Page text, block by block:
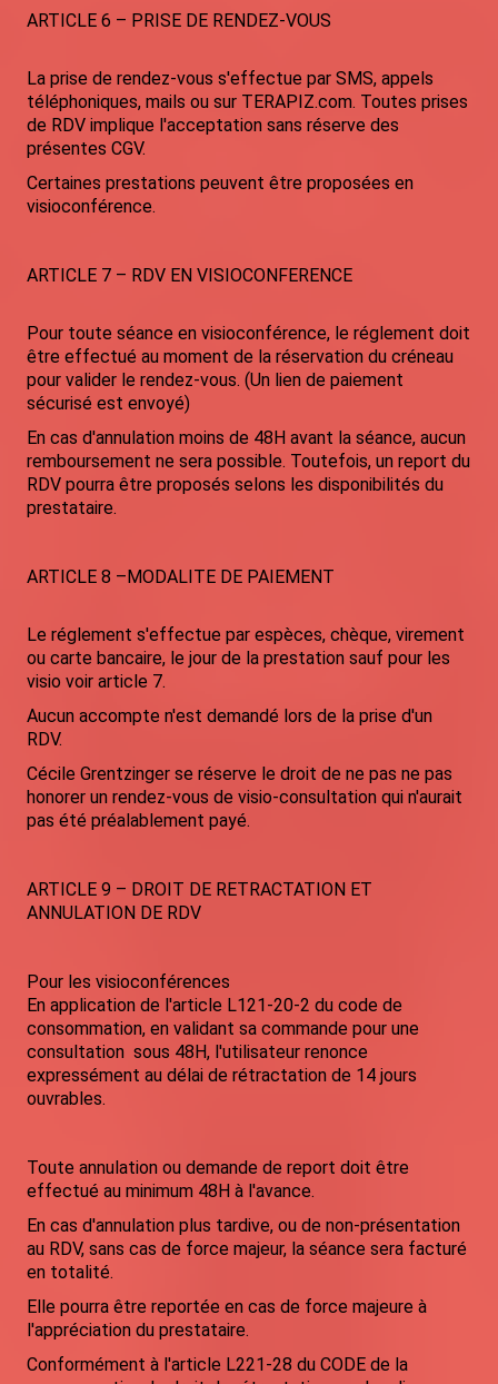
ARTICLE 6 – PRISE DE RENDEZ-VOUS
La prise de rendez-vous s'effectue par SMS, appels
téléphoniques, mails ou sur TERAPIZ.com. Toutes prises
de RDV implique l'acceptation sans réserve des
présentes CGV.
Certaines prestations peuvent être proposées en
visioconférence.
ARTICLE 7 – RDV EN VISIOCONFERENCE
Pour toute séance en visioconférence, le réglement doit
être effectué au moment de la réservation du créneau
pour valider le rendez-vous. (Un lien de paiement
sécurisé est envoyé)
En cas d'annulation moins de 48H avant la séance, aucun
remboursement ne sera possible. Toutefois, un report du
RDV pourra être proposés selons les disponibilités du
prestataire.
ARTICLE 8 –MODALITE DE PAIEMENT
Le réglement s'effectue par espèces, chèque, virement
ou carte bancaire, le jour de la prestation sauf pour les
visio voir article 7.
Aucun accompte n'est demandé lors de la prise d'un
RDV.
Cécile Grentzinger se réserve le droit de ne pas ne pas
honorer un rendez-vous de visio-consultation qui n'aurait
pas été préalablement payé.
ARTICLE 9 – DROIT DE RETRACTATION ET
ANNULATION DE RDV
Pour les visioconférences
En application de l'article L121-20-2 du code de
consommation, en validant sa commande pour une
consultation sous 48H, l'utilisateur renonce
expressément au délai de rétractation de 14 jours
ouvrables.
Toute annulation ou demande de report doit être
effectué au minimum 48H à l'avance.
En cas d'annulation plus tardive, ou de non-présentation
au RDV, sans cas de force majeur, la séance sera facturé
en totalité.
Elle pourra être reportée en cas de force majeure à
l'appréciation du prestataire.
Conformément à l'article L221-28 du CODE de la